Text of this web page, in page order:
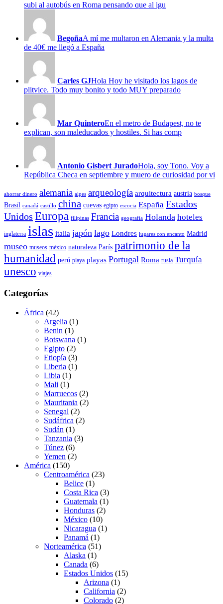
subi al autobús en Roma pensando que al igu
BegoñaA mí me multaron en Alemania y la multa
de 40€ me llegó a España
Carles GJHola Hoy he visitado los lagos de
plitvice. Todo muy bonito y todo MUY preparado
Mar QuinteroEn el metro de Budapest, no te
explican, son maleducados y hostiles. Si has comp
Antonio Gisbert JuradoHola, soy Tono. Voy a
República Checa en septiembre y muero de curiosidad por vi
ahorrar dinero alemania alpes arqueología arquitectura austria bosque
Brasil canadá castillo china cuevas egipto escocia España Estados
Unidos Europa filipinas Francia geografía Holanda hoteles
inglaterra islas italia japón lago Londres lugares con encanto Madrid
museo museos méxico naturaleza París patrimonio de la
humanidad perú playa playas Portugal Roma rusia Turquía
unesco viajes
Categorías
África (42)
Argelia (1)
Benin (1)
Botswana (1)
Egipto (2)
Etiopía (3)
Liberia (1)
Libia (1)
Mali (1)
Marruecos (2)
Mauritania (2)
Senegal (2)
Sudáfrica (2)
Sudán (1)
Tanzania (3)
Túnez (6)
Yemen (2)
América (150)
Centroamérica (23)
Belice (1)
Costa Rica (3)
Guatemala (1)
Honduras (2)
México (10)
Nicaragua (1)
Panamá (1)
Norteamérica (51)
Alaska (1)
Canada (6)
Estados Unidos (15)
Arizona (1)
California (2)
Colorado (2)